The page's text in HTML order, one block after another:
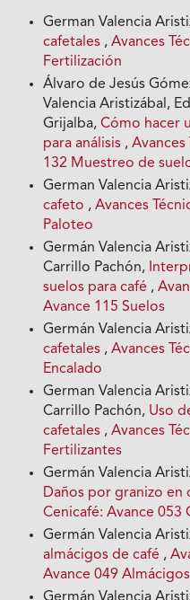
German Valencia
cafetales ,Avances
Fertilización
Álvaro de Jesús
Valencia Aristizábal,
Grijalba,Cómo hacer
para análisis ,Avances
132 Muestreo de
German Valencia
cafeto ,Avances
Paloteo
Germán Valencia
Carrillo Pachón,
suelos para café ,
Avance 115 Suelos
Germán Valencia
cafetales ,Avances
Encalado
German Valencia
Carrillo Pachón, Uso
cafetales ,Avances
Fertilizantes
Germán Valencia
Daños por granizo en
Cenicafé: Avance 053
Germán Valencia
almácigos de café ,
Avance 049 Almácigos